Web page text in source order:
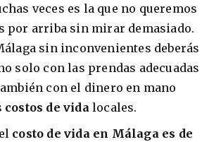
veces es la que no queremos
por arriba sin mirar demasiado.
sin inconvenientes deberás
solo con las prendas adecuadas
con el dinero en mano
costos de vida locales.
costo de vida en Málaga es de